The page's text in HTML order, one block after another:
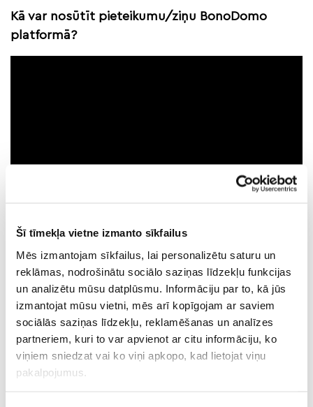
Šī tīmekļa vietne izmanto sīkfailus
Mēs izmantojam sīkfailus, lai personalizētu saturu un
reklāmas, nodrošinātu sociālo saziņas līdzekļu funkcijas
un analizētu mūsu datplūsmu. Informāciju par to, kā jūs
izmantojat mūsu vietni, mēs arī kopīgojam ar saviem
sociālās saziņas līdzekļu, reklamēšanas un analīzes
partneriem, kuri to var apvienot ar citu informāciju, ko
viņiem sniedzat vai ko viņi apkopo, kad lietojat viņu
pakalpojumus.
Kā var nosūtīt pieteikumu/ziņu BonoDomo
platformā?
Kur var redzēt saņemtos ziņojumus?